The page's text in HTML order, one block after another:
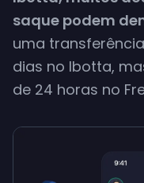
saque podem
uma
dias no Ibotta,
de 24 horas no